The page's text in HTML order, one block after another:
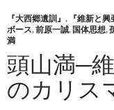
『大西郷遺訓』 , 『維新と
ボース,前原一誠, 国体思想,
満
頭山満─
のカリス